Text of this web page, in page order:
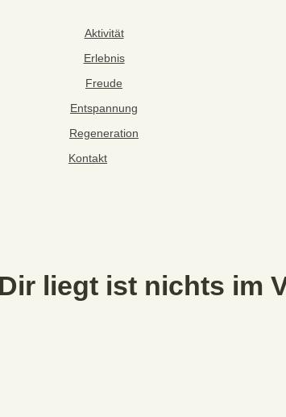
Aktivität
Erlebnis
Freude
Entspannung
Regeneration
Kontakt
liegt ist nichts im